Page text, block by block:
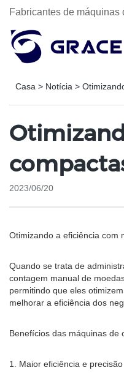
Fabricantes de
Casa > Notícia >
2023/06/20
Otimizando a eficiência com
Quando se trata de
contagem manual de
permitindo que eles
melhorar a eficiência dos
Benefícios das máquinas de
1. Maior eficiência e precisão